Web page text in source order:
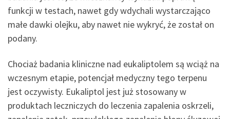
funkcji w testach, nawet gdy wdychali wystarczająco
małe dawki olejku, aby nawet nie wykryć, że został on
podany.
Chociaż badania kliniczne nad eukaliptolem są wciąż na
wczesnym etapie, potencjał medyczny tego terpenu
jest oczywisty. Eukaliptol jest już stosowany w
produktach leczniczych do leczenia zapalenia oskrzeli,